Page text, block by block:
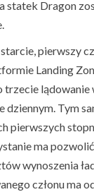
statek Dragon
pierwszy
Landing
trzecie lądowanie
dziennym. Tym
pierwszych
ma
wynoszenia
członu ma